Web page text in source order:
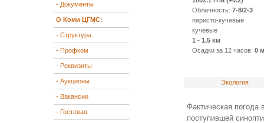
- Документы
О Коми ЦГМС:
- Структура
- Профком
- Реквизиты
- Аукционы
- Вакансии
- Гостевая
Облачность: 7-8/2-3
перисто-кучевые
кучевые
1 - 1,5 км
Осадки за 12 часов: 0
Экология
Фактическая погода
поступившей